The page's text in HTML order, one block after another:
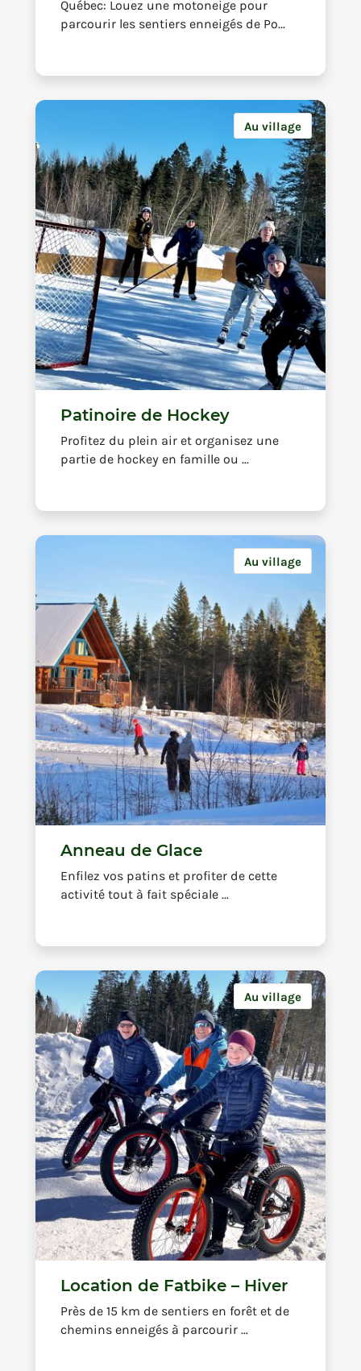
Québec: Louez une motoneige pour
parcourir les sentiers enneigés de Po...
Au village
Patinoire de Hockey
Profitez du plein air et organisez une
partie de hockey en famille ou ...
Au village
Anneau de Glace
Enfilez vos patins et profiter de cette
activité tout à fait spéciale ...
Au village
Location de Fatbike – Hiver
Près de 15 km de sentiers en forêt et de
chemins enneigés à parcourir ...